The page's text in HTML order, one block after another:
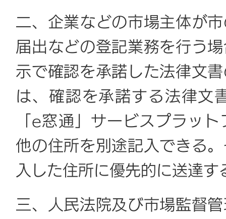
二、企業などの市場主体が
届出などの登記業務を行う
示で確認を承諾した法律文
は、確認を承諾する法律文
「e窓通」サービスプラッ
他の住所を別途記入できる
入した住所に優先的に送達す
三、人民法院及び市場監督